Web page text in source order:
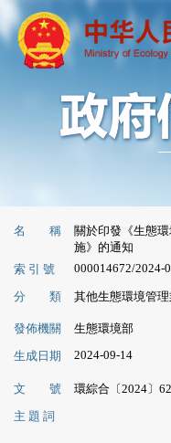
名 稱
關於印發《生態
施》的通知
索 引 號
000014672/2024-
分 類 其他生態環境管
發佈機關
生態環境部
生成日期
2024-09-14
文 號
環綜合〔2024〕
主 題 詞